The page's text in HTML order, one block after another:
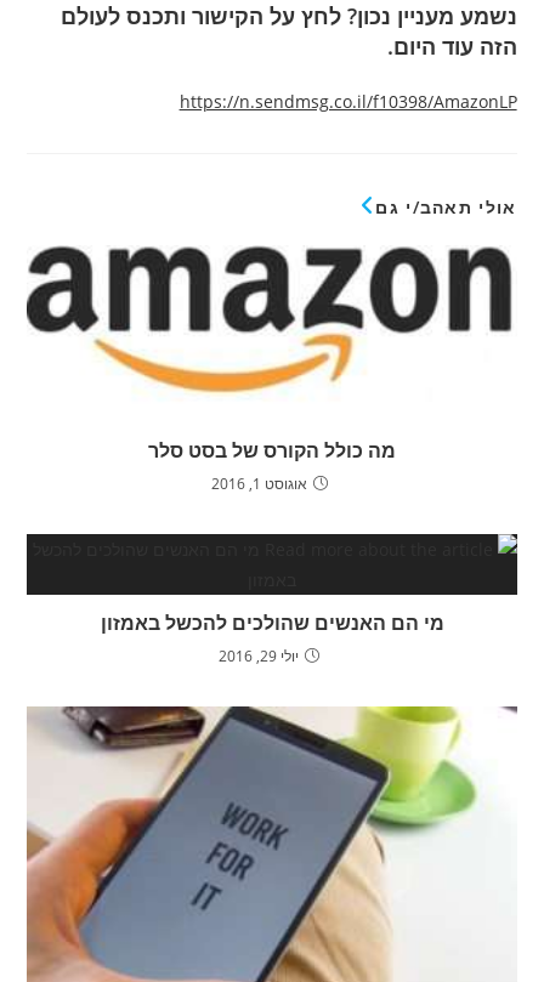
נשמע מעניין נכון? לחץ על הקישור ותכנס לעולם
הזה עוד היום.
https://n.sendmsg.co.il/f10398/AmazonLP
אולי תאהב/י גם
מה כולל הקורס של בסט סלר
אוגוסט 1, 2016
מי הם האנשים שהולכים להכשל באמזון
יולי 29, 2016